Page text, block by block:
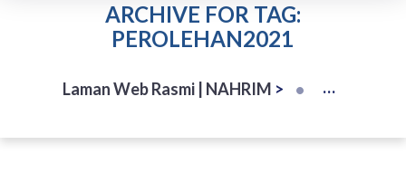
ARCHIVE FOR TAG:
PEROLEHAN2021
Laman Web Rasmi | NAHRIM >